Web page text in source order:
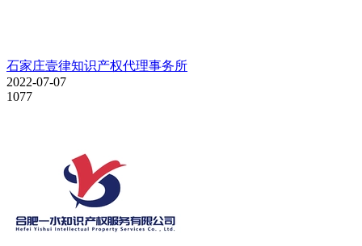
石家庄壹律知识产权代理事务所
2022-07-07
1077